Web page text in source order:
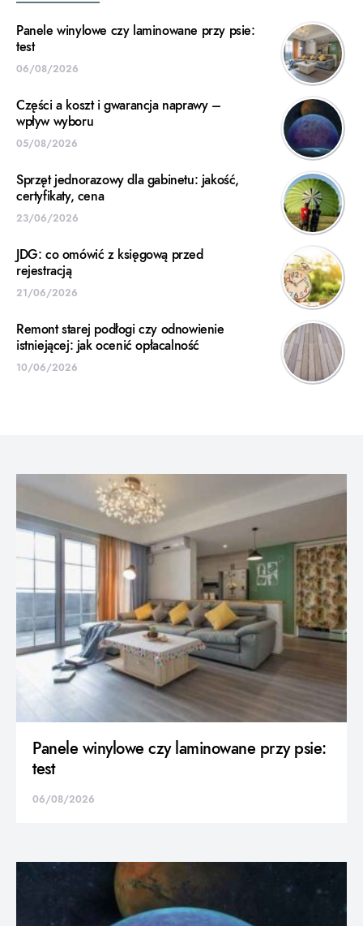
Panele winylowe czy laminowane przy psie:
test
06/08/2026
Części a koszt i gwarancja naprawy –
wpływ wyboru
05/08/2026
Sprzęt jednorazowy dla gabinetu: jakość,
certyfikaty, cena
23/06/2026
JDG: co omówić z księgową przed
rejestracją
21/06/2026
Remont starej podłogi czy odnowienie
istniejącej: jak ocenić opłacalność
10/06/2026
Panele winylowe czy laminowane przy psie:
test
06/08/2026